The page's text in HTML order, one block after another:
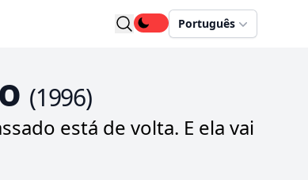
Português
(1996)
está de volta. E ela vai